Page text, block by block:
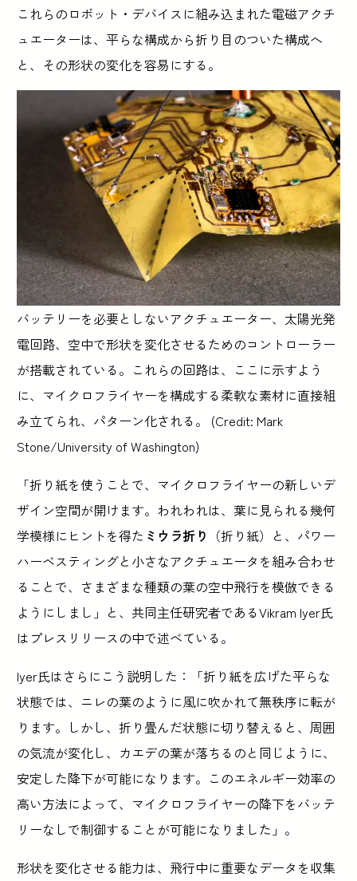
これらのロボット・デバイスに組み込まれた電磁アクチ
ュエーターは、平らな構成から折り目のついた構成へ
と、その形状の変化を容易にする。
バッテリーを必要としないアクチュエーター、太陽光発
電回路、空中で形状を変化させるためのコントローラー
が搭載されている。これらの回路は、ここに示すよう
に、マイクロフライヤーを構成する柔軟な素材に直接組
み立てられ、パターン化される。 (Credit: Mark
Stone/University of Washington)
「折り紙を使うことで、マイクロフライヤーの新しいデ
ザイン空間が開けます。われわれは、葉に見られる幾何
学模様にヒントを得た ミウラ折り （折り紙）と、パワー
ハーベスティングと小さなアクチュエータを組み合わせ
ることで、さまざまな種類の葉の空中飛行を模倣できる
ようにしまし」と、共同主任研究者であるVikram Iyer氏
はプレスリリースの中で述べている。
Iyer氏はさらにこう説明した：「折り紙を広げた平らな
状態では、ニレの葉のように風に吹かれて無秩序に転が
ります。しかし、折り畳んだ状態に切り替えると、周囲
の気流が変化し、カエデの葉が落ちるのと同じように、
安定した降下が可能になります。このエネルギー効率の
高い方法によって、マイクロフライヤーの降下をバッテ
リーなしで制御することが可能になりました」。
形状を変化させる能力は、飛行中に重要なデータを収集